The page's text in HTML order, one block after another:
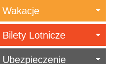
Wakacje
Bilety Lotnicze
Ubezpieczenie